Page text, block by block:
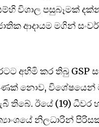
විශාල පසුබෑමක්
ආදායම මගින්
අහිමි කර තිබු
නොව, විශේෂයෙන්
තිබේ. ඊයේ (19) ධීවර
නිලධාරින්